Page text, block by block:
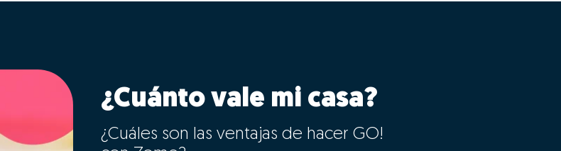
¿Cuánto vale mi casa?
¿Cuáles son las ventajas de hacer GO!